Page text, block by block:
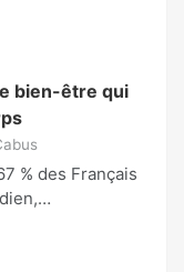
bien-être qui
% des Français